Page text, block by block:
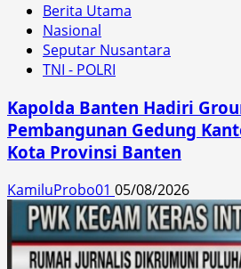
Berita Utama
Nasional
Seputar Nusantara
TNI - POLRI
Kapolda Banten Hadiri
Pembangunan Gedung
Kota Provinsi Banten
KamiluProbo01 05/08/2026